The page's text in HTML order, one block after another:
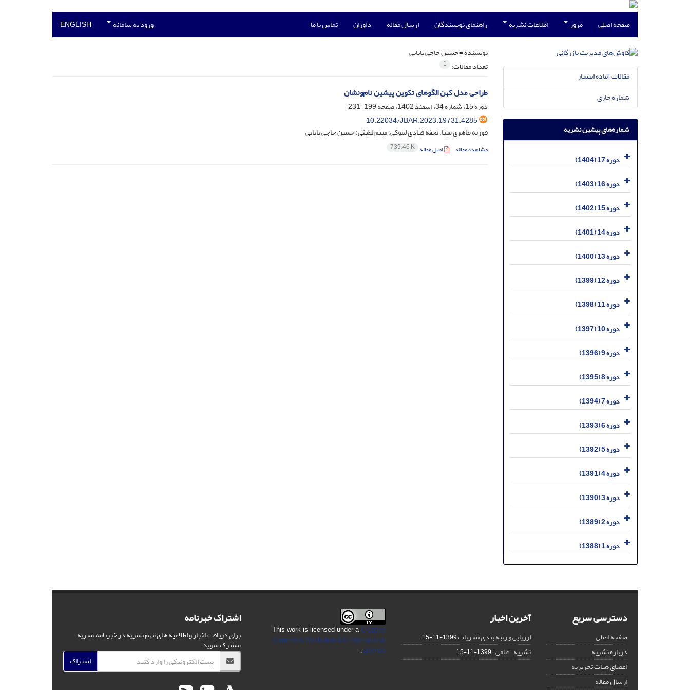
صفحه اصلی مرور اطلاعات نشریه راهنمای نویسندگان ارسال مقاله داوران تماس با ما ورود به سامانه ENGLISH
نویسنده =حسین حاجی بابایی
تعداد مقالات: 1
طراحی مدل کهن الگوهای تکوین پیشین نام‌ونشان
دوره 15، شماره 34، اسفند 1402، صفحه
199-231
10.22034/JBAR.2023.19731.4285
فوزیه طاهری مینا؛ تحفه قبادی لموکی؛ میثم لطیفی؛ حسین حاجی بابایی
مشاهده مقاله اصل مقاله 739.46 K
مقالات آماده انتشار
شماره جاری
شماره‌های پیشین نشریه
دوره 17 (1404)
دوره 16 (1403)
دوره 15 (1402)
دوره 14 (1401)
دوره 13 (1400)
دوره 12 (1399)
دوره 11 (1398)
دوره 10 (1397)
دوره 9 (1396)
دوره 8 (1395)
دوره 7 (1394)
دوره 6 (1393)
دوره 5 (1392)
دوره 4 (1391)
دوره 3 (1390)
دوره 2 (1389)
دوره 1 (1388)
دسترسی سریع
صفحه اصلی
درباره نشریه
اعضای هیات تحریریه
ارسال مقاله
آخرین اخبار
ارزیابی و رتبه بندی نشریات1399-11-15
نشریه "علمی"1399-11-15
This work is licensed under aCreative
Commons Attribution 4.0 International
License
.
اشتراک خبرنامه
برای دریافت اخبار و اطلاعیه های مهم نشریه در خبرنامه نشریه
مشترک شوید.
اشتراک